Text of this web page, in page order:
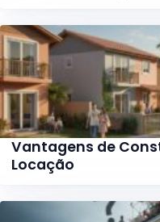
Vantagens de
Locação